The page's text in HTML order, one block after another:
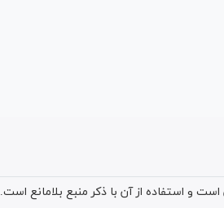
و استفاده از آن با ذکر منبع بلامانع است.